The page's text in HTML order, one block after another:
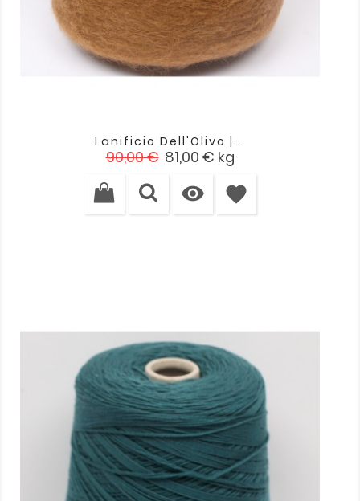
Lanificio Dell'Olivo |...
Cena
90,00 € Cena
81,00 € kg
 favorite